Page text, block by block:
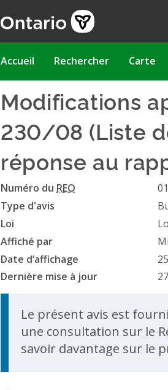
Main
Accueil Rechercher Carte
Modifications
230/08 (Liste
réponse au
Numéro du REO
Type d'avis
Loi
Affiché par
Date d’affichage
Dernière mise à jour
Le présent avis est
une consultation sur le
savoir davantage sur le